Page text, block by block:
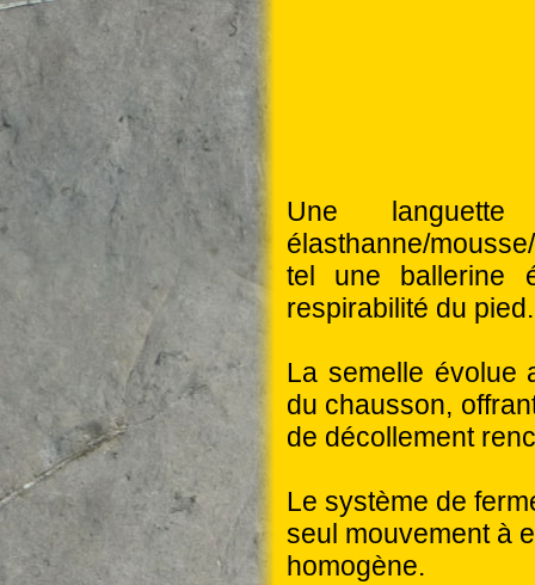
Une languette
élasthanne/
tel une ballerine
respirabilité du pied.
La semelle évolue
du chausson,
de décollement
Le système de
seul mouvement à
homogène.